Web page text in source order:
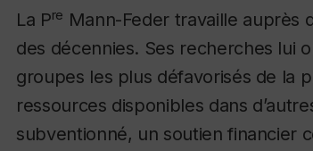
La Pre Mann-Feder travaille auprès
des décennies. Ses recherches lui
groupes les plus défavorisés de la
ressources disponibles dans
subventionné, un soutien financier